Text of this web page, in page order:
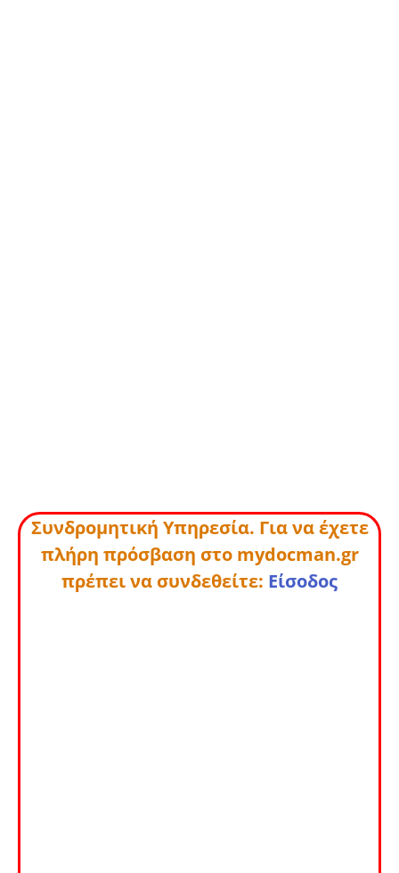
Συνδρομητική Υπηρεσία. Για να έχετε
πλήρη πρόσβαση στο mydocman.gr
πρέπει να συνδεθείτε: Είσοδος